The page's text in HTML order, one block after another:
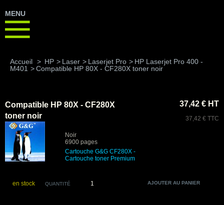
MENU
Accueil > HP > Laser > Laserjet Pro > HP Laserjet Pro 400 -
M401 >Compatible HP 80X - CF280X toner noir
Compatible HP 80X - CF280X
toner noir
Noir
6900 pages
Cartouche G&G CF280X -
Cartouche toner Premium
37,42 € HT
37,42 € TTC
en stock QUANTITÉ